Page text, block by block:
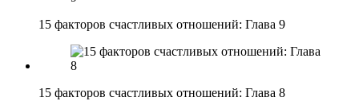
15 факторов счастливых отношений: Глава 9
15 факторов счастливых отношений: Глава 8